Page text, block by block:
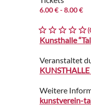
6.00 €- 8.00 €
Kunsthalle
Veranstaltet
Weitere